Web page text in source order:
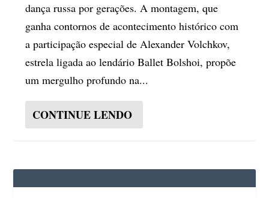
dança russa por gerações. A montagem, que
ganha contornos de acontecimento histórico com
a participação especial de Alexander Volchkov,
estrela ligada ao lendário Ballet Bolshoi, propõe
um mergulho profundo na...
CONTINUE LENDO